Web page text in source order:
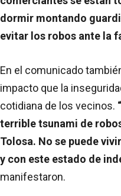
dormir montando
evitar los robos ante la
En el comunicado
impacto que la
cotidiana de los vecinos.
terrible tsunami de
Tolosa. No se puede
y con este estado de
manifestaron.